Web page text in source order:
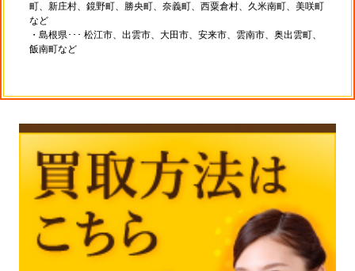
町、新庄村、鏡野町、勝央町、奈義町、西粟倉村、久米南町、美咲町
など
・島根県･･･ 松江市、出雲市、大田市、安来市、雲南市、奥出雲町、
飯南町など